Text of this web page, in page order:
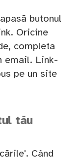
butonul
Oricine
completa
email. Link-
pe un site
tău
Când